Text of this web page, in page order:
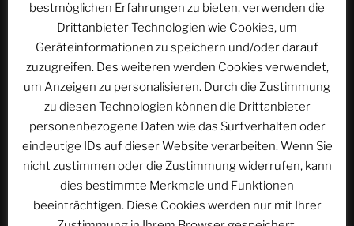
Die Flat Flute Divers sind ein Teil des Quadrivium Clubs
und des Phantastischen Projekts:
► Quadrivium Club:
https://www.quadrivium.club
► Quadrivium Club bei Telegram:
https://t.me/quadriviumclub
► Das Phantastische Projekt:https://phan.pro
► Das Phantastische Projekt bei Telegram:
https://t.me/phan_pro_komplett
Wer möchte, kann uns hier unterstützen:
bestmöglichen Erfahrungen zu bieten, verwenden die
Drittanbieter Technologien wie Cookies, um
Geräteinformationen zu speichern und/oder darauf
zuzugreifen. Des weiteren werden Cookies verwendet,
um Anzeigen zu personalisieren. Durch die Zustimmung
zu diesen Technologien können die Drittanbieter
personenbezogene Daten wie das Surfverhalten oder
eindeutige IDs auf dieser Website verarbeiten. Wenn Sie
nicht zustimmen oder die Zustimmung widerrufen, kann
dies bestimmte Merkmale und Funktionen
beeinträchtigen. Diese Cookies werden nur mit Ihrer